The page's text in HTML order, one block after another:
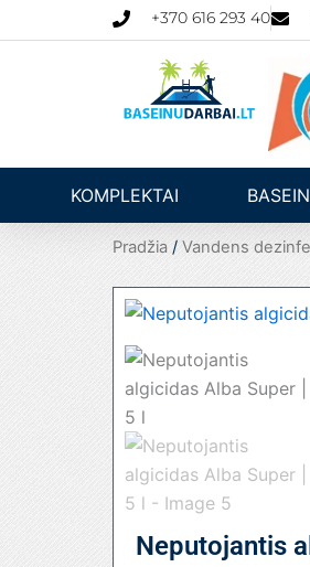
prie
+370 616 293 40
KOMPLEKTAI
Pradžia / Vandens
Neputojantis